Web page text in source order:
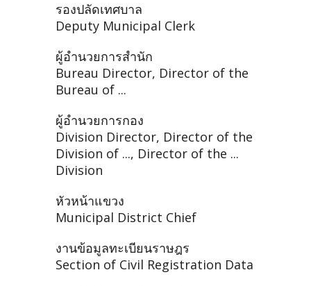
รองปลัดเทศบาล
Deputy Municipal Clerk
ผู้อำนวยการสำนัก
Bureau Director, Director of the
Bureau of ...
ผู้อำนวยการกอง
Division Director, Director of the
Division of ..., Director of the ...
Division
หัวหน้าแขวง
Municipal District Chief
งานข้อมูลทะเบียนราษฎร
Section of Civil Registration Data